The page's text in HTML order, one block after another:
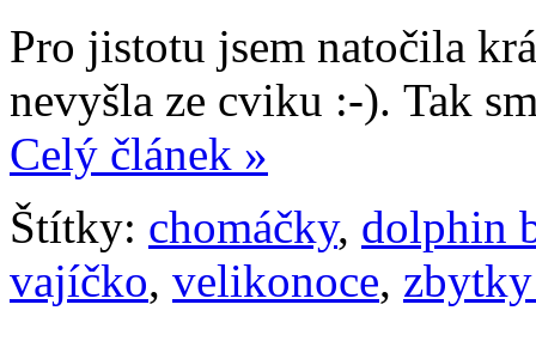
Pro jistotu jsem natočila
nevyšla ze cviku :-). Tak
Celý článek »
Štítky: chomáčky, dolphin
vajíčko, velikonoce,